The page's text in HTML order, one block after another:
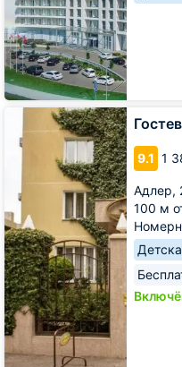
9.1 1
Адлер,
100 м
Гостевой
дом
Альмира